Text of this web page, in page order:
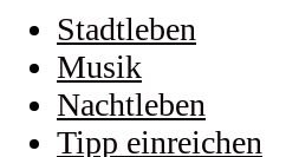
Stadtleben
Musik
Nachtleben
Tipp einreichen